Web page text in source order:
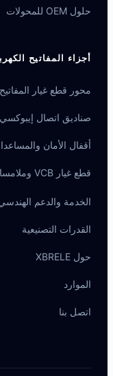
حلول OEM للمحولات
أجزاء المفاتيح
محور قطع غيار المفاتيح
صناديق اتصال إيبوكسي
أقفال الأمان
قطع غيار VCB وملامسات
الخدمة والدعم
القدرات التصنيعية
حول XBRELE
الموارد
اتصل بنا